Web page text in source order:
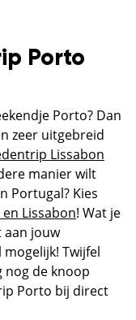
Porto
Porto? Dan
zeer uitgebreid
Lissabon
manier wilt
Portugal? Kies
Lissabon! Wat je
aan jouw
Twijfel
nog de knoop
Porto bij direct